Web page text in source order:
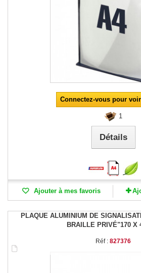
Connectez-vous pour
1
Détails
Ajouter à mes favoris
PLAQUE ALUMINIUM DE
BRAILLE PRIVÉ"170 X
Réf : 827376